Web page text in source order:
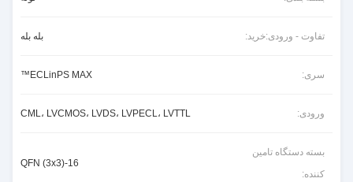
تفاوت - ورودی:خرید: بله بله
سری: ECLinPS MAX™
ورودی: CML، LVCMOS، LVDS، LVPECL، LVTTL
بسته دستگاه تامین
کننده:
16-QFN (3x3)